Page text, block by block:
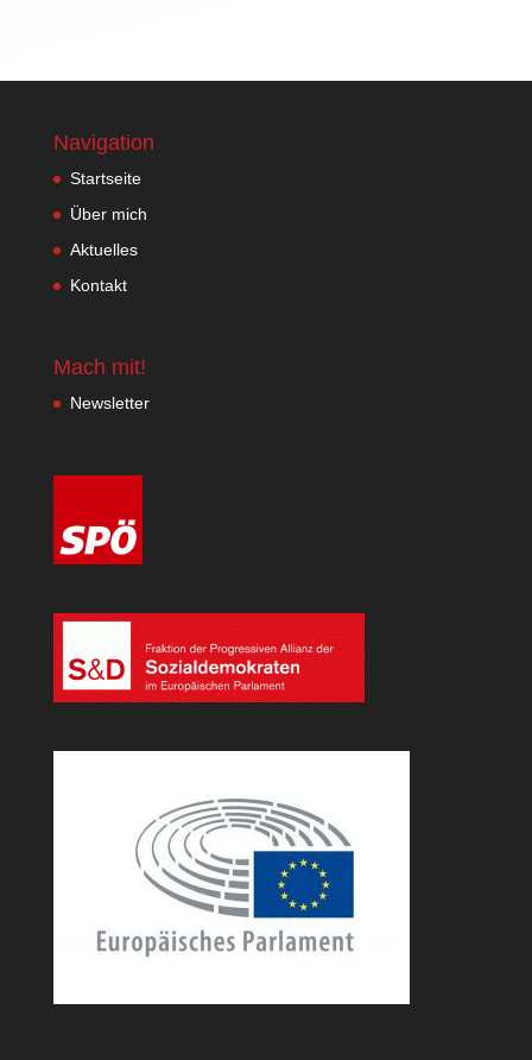
Navigation
Startseite
Über mich
Aktuelles
Kontakt
Mach mit!
Newsletter